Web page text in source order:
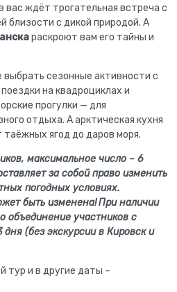
вас ждёт трогательная встреча с
близости с дикой природой. А
раскроют вам его тайны и
сезонные активности с
на квадроциклах и
прогулки — для
отдыха. А арктическая кухня
ягод до даров моря.
максимальное число – 6
за собой право изменить
погодных условиях.
быть изменена!При наличии
объединение участников с
дня (без экскурсии в Кировск и
тур и в другие даты –